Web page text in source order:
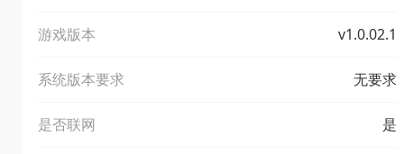
游戏版本 v1.0.02.1
系统版本要求 无要求
是否联网 是